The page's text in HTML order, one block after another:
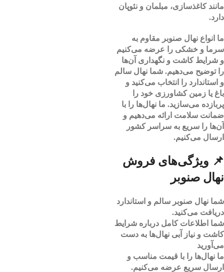
مانند کاغذسازی، مبلمان و نئوپان
دارد.
ما انواع نهال صنوبر مقاوم به
سرما و خشکی را عرضه می‌کنیم
و شرایط کاشت و نگهداری آن‌ها
را توضیح می‌دهیم. شما نهال سالم
و استاندارد را انتخاب می‌کنید و
باغ یا زمین کشاورزی خود را
پربازده می‌سازید. ما نهال‌ها را با
ضمانت سلامت ارائه می‌دهیم و
آن‌ها را سریع به سراسر کشور
ارسال می‌کنیم.
📌 ویژگی‌های فروش
نهال صنوبر
شما نهال صنوبر سالم و استاندارد
دریافت می‌کنید.
شما اطلاعات کامل درباره شرایط
کاشت و نیاز آبی نهال‌ها به دست
می‌آورید
ما نهال‌ها را با قیمت مناسب و
ارسال سریع عرضه می‌کنیم.